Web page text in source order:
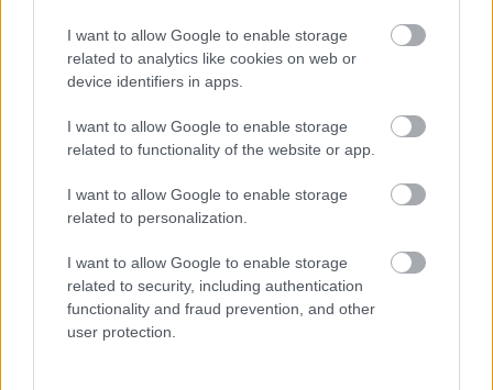
I want to allow Google to enable storage
related to analytics like cookies on web or
device identifiers in apps.
I want to allow Google to enable storage
related to functionality of the website or app.
I want to allow Google to enable storage
related to personalization.
I want to allow Google to enable storage
related to security, including authentication
functionality and fraud prevention, and other
user protection.
Animáció készült egy húsz évvel
ezelőtti Kurt Cobain-interjúhoz
Frontrecorder• 2013. október 26.
A PBS (az amerikai közszolgálati tévé) digitális
sorozata, amelynek lényege, hogy híres embereket -
köztük zenészeket - megszólaltató, de korábban nem
filmeket. Jim Morrison, a…